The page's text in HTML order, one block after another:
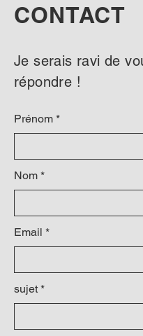
CONTACT
Je serais ravi de
répondre !
Prénom
Nom
Email
sujet